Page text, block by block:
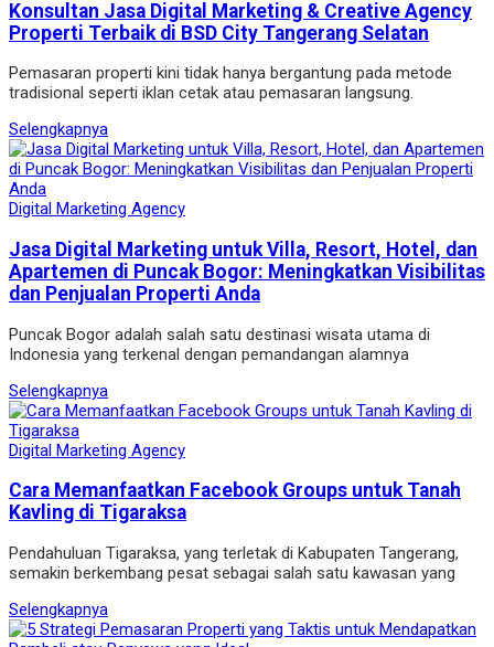
Konsultan Jasa Digital Marketing & Creative Agency
Properti Terbaik di BSD City Tangerang Selatan
Pemasaran properti kini tidak hanya bergantung pada metode
tradisional seperti iklan cetak atau pemasaran langsung.
Selengkapnya
Digital Marketing Agency
Jasa Digital Marketing untuk Villa, Resort, Hotel, dan
Apartemen di Puncak Bogor: Meningkatkan Visibilitas
dan Penjualan Properti Anda
Puncak Bogor adalah salah satu destinasi wisata utama di
Indonesia yang terkenal dengan pemandangan alamnya
Selengkapnya
Digital Marketing Agency
Cara Memanfaatkan Facebook Groups untuk Tanah
Kavling di Tigaraksa
Pendahuluan Tigaraksa, yang terletak di Kabupaten Tangerang,
semakin berkembang pesat sebagai salah satu kawasan yang
Selengkapnya